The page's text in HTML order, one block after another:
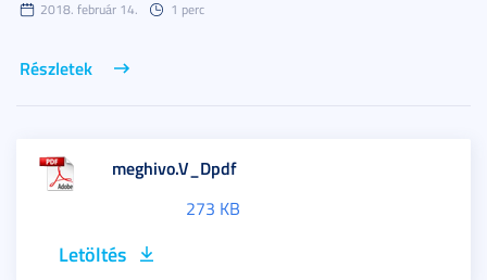
2018. február 14. 1 perc
Részletek
meghivo.V_Dpdf
273 KB
Letöltés